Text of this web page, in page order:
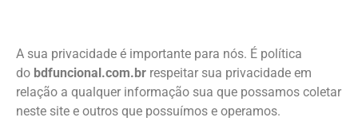
A sua privacidade é importante para nós. É política
do bdfuncional.com.br respeitar sua privacidade em
relação a qualquer informação sua que possamos coletar
neste site e outros que possuímos e operamos.